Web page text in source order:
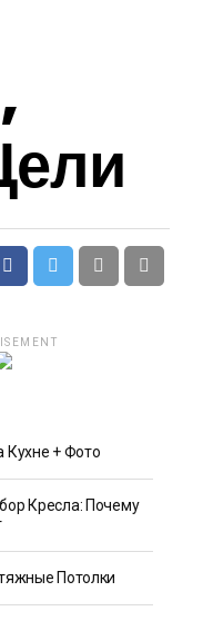
+ Фото
Кресла: Почему
Потолки